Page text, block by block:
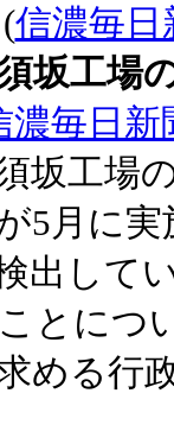
信濃毎日
坂工場
濃毎日新
坂工場
5月に
出して
とにつ
める行